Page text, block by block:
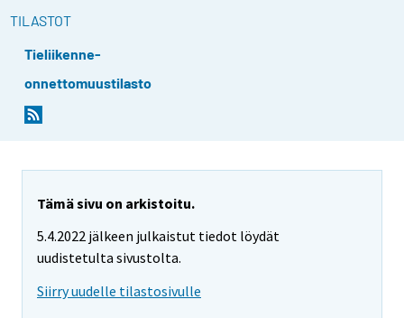
TILASTOT
Tieliikenne-
onnettomuustilasto
Tämä sivu on arkistoitu.
5.4.2022 jälkeen julkaistut tiedot löydät
uudistetulta sivustolta.
Siirry uudelle tilastosivulle